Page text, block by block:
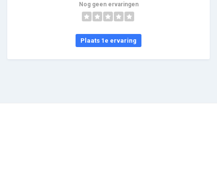
Nog geen ervaringen
Plaats 1e ervaring